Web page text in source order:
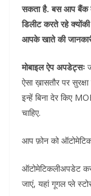
सकता है. बस आप बैंक
डिलीट करते रहे
आपके खाते की
मोबाइल ऐप अपडेट्सः
ऐसा ख़ासतौर पर
इन्हें बिना देर किए
चाहिए.
आप फ़ोन को
ऑटोमेटिकलीअपडेट
जाएं, यहां गूगल प्ले